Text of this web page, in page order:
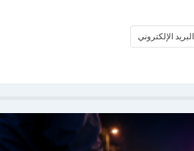
البريد الإلكتروني